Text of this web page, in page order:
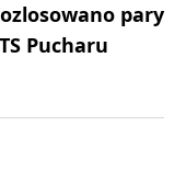
pary
Pucharu